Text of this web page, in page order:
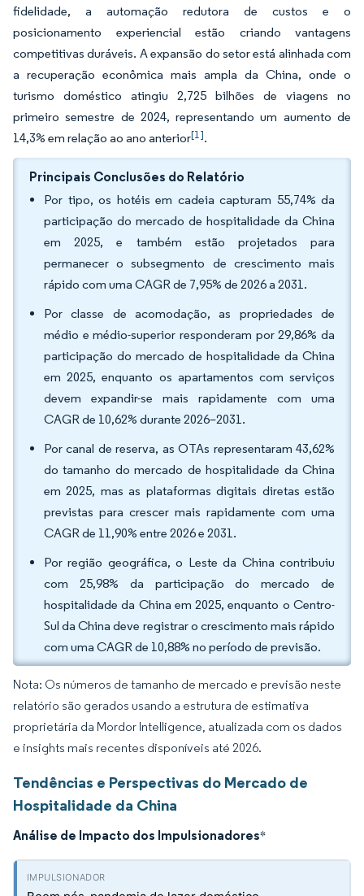
fidelidade, a automação redutora de custos e o
posicionamento experiencial estão criando vantagens
competitivas duráveis. A expansão do setor está alinhada com
a recuperação econômica mais ampla da China, onde o
turismo doméstico atingiu 2,725 bilhões de viagens no
primeiro semestre de 2024, representando um aumento de
14,3% em relação ao ano anterior[1].
Principais Conclusões do Relatório
Por tipo, os hotéis em cadeia capturam 55,74% da
participação do mercado de hospitalidade da China
em 2025, e também estão projetados para
permanecer o subsegmento de crescimento mais
rápido com uma CAGR de 7,95% de 2026 a 2031.
Por classe de acomodação, as propriedades de
médio e médio-superior responderam por 29,86% da
participação do mercado de hospitalidade da China
em 2025, enquanto os apartamentos com serviços
devem expandir-se mais rapidamente com uma
CAGR de 10,62% durante 2026–2031.
Por canal de reserva, as OTAs representaram 43,62%
do tamanho do mercado de hospitalidade da China
em 2025, mas as plataformas digitais diretas estão
previstas para crescer mais rapidamente com uma
CAGR de 11,90% entre 2026 e 2031.
Por região geográfica, o Leste da China contribuiu
com 25,98% da participação do mercado de
hospitalidade da China em 2025, enquanto o Centro-
Sul da China deve registrar o crescimento mais rápido
com uma CAGR de 10,88% no período de previsão.
Nota: Os números de tamanho de mercado e previsão neste
relatório são gerados usando a estrutura de estimativa
proprietária da Mordor Intelligence, atualizada com os dados
e insights mais recentes disponíveis até 2026.
Tendências e Perspectivas do Mercado de
Hospitalidade da China
Análise de Impacto dos Impulsionadores*